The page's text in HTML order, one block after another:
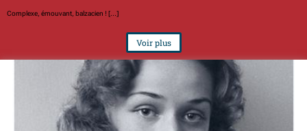
Complexe, émouvant, balzacien ! [...]
Voir plus